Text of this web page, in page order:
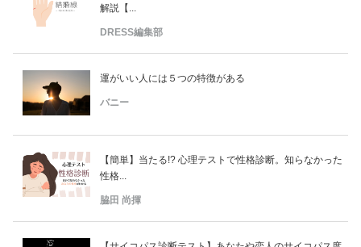
解説【...
DRESS編集部
運がいい人には５つの特徴がある
バニー
【簡単】当たる!? 心理テストで性格診断。知らなかった
性格...
脇田 尚揮